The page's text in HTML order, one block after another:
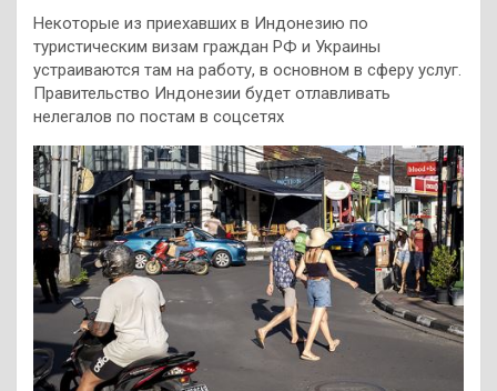
Некоторые из приехавших в Индонезию по
туристическим визам граждан РФ и Украины
устраиваются там на работу, в основном в сферу услуг.
Правительство Индонезии будет отлавливать
нелегалов по постам в соцсетях